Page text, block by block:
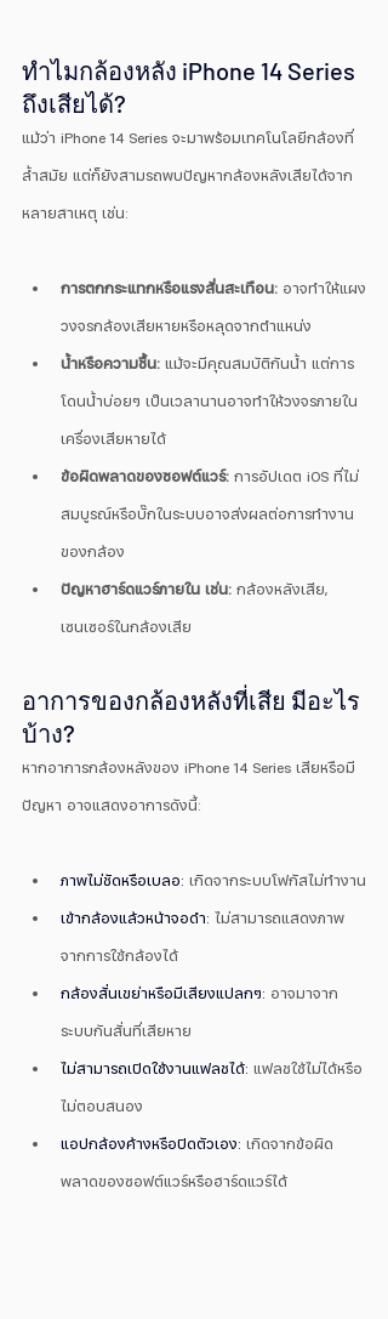
ทำไมกล้องหลัง iPhone 14 Series
ถึงเสียได้?
แม้ว่า iPhone 14 Series จะมาพร้อมเทคโนโลยีกล้องที่
ล้ำสมัย แต่ก็ยังสามรถพบปัญหากล้องหลังเสียได้จาก
หลายสาเหตุ เช่น:
การตกกระแทกหรือแรงสั่นสะเทือน: อาจทำให้แผง
วงจรกล้องเสียหายหรือหลุดจากตำแหน่ง
น้ำหรือความชื้น: แม้จะมีคุณสมบัติกันน้ำ แต่การ
โดนน้ำบ่อยๆ เป็นเวลานานอาจทำให้วงจรภายใน
เครื่องเสียหายได้
ข้อผิดพลาดของซอฟต์แวร์: การอัปเดต iOS ที่ไม่
สมบูรณ์หรือบั๊กในระบบอาจส่งผลต่อการทำงาน
ของกล้อง
ปัญหาฮาร์ดแวร์ภายใน เช่น: กล้องหลังเสีย,
เซนเซอร์ในกล้องเสีย
อาการของกล้องหลังที่เสีย มีอะไร
บ้าง?
หากอาการกล้องหลังของ iPhone 14 Series เสียหรือมี
ปัญหา อาจแสดงอาการดังนี้:
ภาพไม่ชัดหรือเบลอ: เกิดจากระบบโฟกัสไม่ทำงาน
เข้ากล้องแล้วหน้าจอดำ: ไม่สามารถแสดงภาพ
จากการใช้กล้องได้
กล้องสั่นเขย่าหรือมีเสียงแปลกๆ: อาจมาจาก
ระบบกันสั่นที่เสียหาย
ไม่สามารถเปิดใช้งานแฟลชได้: แฟลชใช้ไม่ได้หรือ
ไม่ตอบสนอง
แอปกล้องค้างหรือปิดตัวเอง: เกิดจากข้อผิด
พลาดของซอฟต์แวร์หรือฮาร์ดแวร์ได้